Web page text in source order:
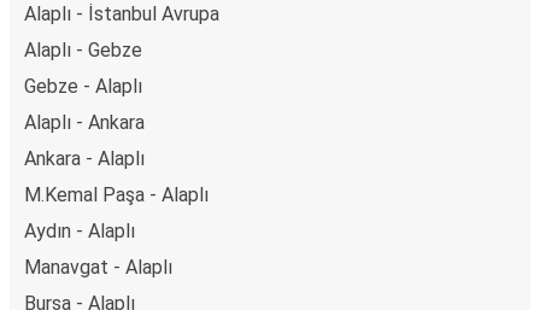
Alaplı - İstanbul Avrupa
Alaplı - Gebze
Gebze - Alaplı
Alaplı - Ankara
Ankara - Alaplı
M.Kemal Paşa - Alaplı
Aydın - Alaplı
Manavgat - Alaplı
Bursa - Alaplı